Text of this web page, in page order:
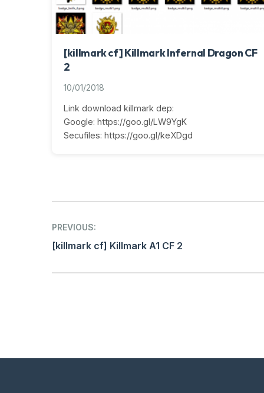
[killmark cf] Killmark Infernal Dragon CF
2
10/01/2018
Link download killmark dep:
Google: https://goo.gl/LW9YgK
Secufiles: https://goo.gl/keXDgd
Post
navigation
PREVIOUS:
[killmark cf] Killmark A1 CF 2